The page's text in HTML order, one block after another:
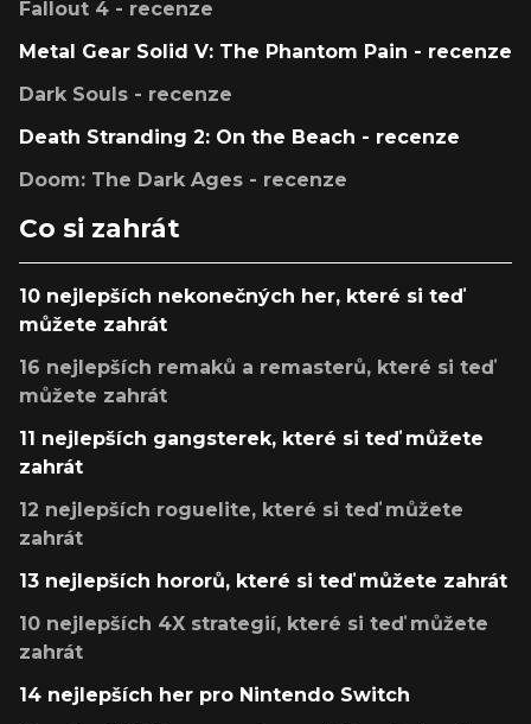
Fallout 4 - recenze
Metal Gear Solid V: The Phantom Pain - recenze
Dark Souls - recenze
Death Stranding 2: On the Beach - recenze
Doom: The Dark Ages - recenze
Co si zahrát
10 nejlepších nekonečných her, které si teď
můžete zahrát
16 nejlepších remaků a remasterů, které si teď
můžete zahrát
11 nejlepších gangsterek, které si teď můžete
zahrát
12 nejlepších roguelite, které si teď můžete
zahrát
13 nejlepších hororů, které si teď můžete zahrát
10 nejlepších 4X strategií, které si teď můžete
zahrát
14 nejlepších her pro Nintendo Switch